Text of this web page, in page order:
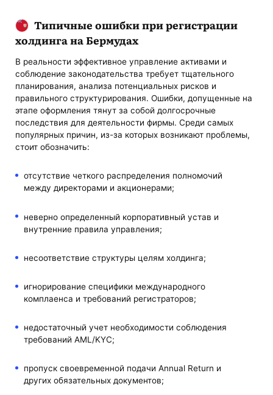
Типичные ошибки при регистрации
холдинга на Бермудах
В реальности эффективное управление активами и
соблюдение законодательства требует тщательного
планирования, анализа потенциальных рисков и
правильного структурирования. Ошибки, допущенные на
этапе оформления тянут за собой долгосрочные
последствия для деятельности фирмы. Среди самых
популярных причин, из-за которых возникают проблемы,
стоит обозначить:
отсутствие четкого распределения полномочий
между директорами и акционерами;
неверно определенный корпоративный устав и
внутренние правила управления;
несоответствие структуры целям холдинга;
игнорирование специфики международного
комплаенса и требований регистраторов;
недостаточный учет необходимости соблюдения
требований AML/KYC;
пропуск своевременной подачи Annual Return и
других обязательных документов;